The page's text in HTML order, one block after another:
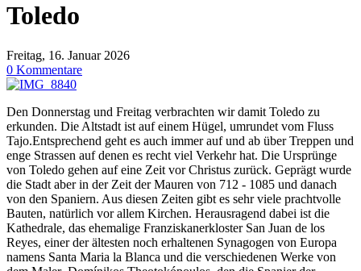
Toledo
Freitag, 16. Januar 2026
0 Kommentare
Den Donnerstag und Freitag verbrachten wir damit Toledo zu
erkunden. Die Altstadt ist auf einem Hügel, umrundet vom Fluss
Tajo.Entsprechend geht es auch immer auf und ab über Treppen und
enge Strassen auf denen es recht viel Verkehr hat. Die Ursprünge
von Toledo gehen auf eine Zeit vor Christus zurück. Geprägt wurde
die Stadt aber in der Zeit der Mauren von 712 - 1085 und danach
von den Spaniern. Aus diesen Zeiten gibt es sehr viele prachtvolle
Bauten, natürlich vor allem Kirchen. Herausragend dabei ist die
Kathedrale, das ehemalige Franziskanerkloster San Juan de los
Reyes, einer der ältesten noch erhaltenen Synagogen von Europa
namens Santa Maria la Blanca und die verschiedenen Werke von